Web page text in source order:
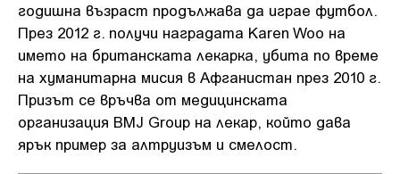
годишна възраст продължава да играе футбол.
През 2012 г. получи наградата Karen Woo на
името на британската лекарка, убита по време
на хуманитарна мисия в Афганистан през 2010 г.
Призът се връчва от медицинската
организация BMJ Group на лекар, който дава
ярък пример за алтруизъм и смелост.